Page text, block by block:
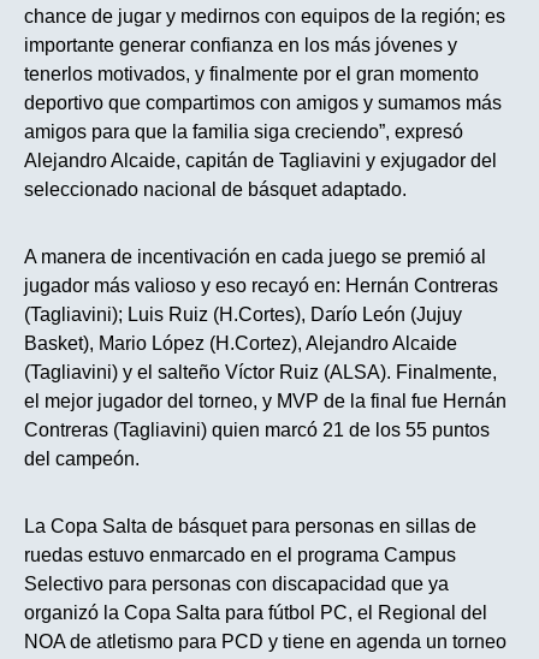
chance de jugar y medirnos con equipos de la región; es
importante generar confianza en los más jóvenes y
tenerlos motivados, y finalmente por el gran momento
deportivo que compartimos con amigos y sumamos más
amigos para que la familia siga creciendo”, expresó
Alejandro Alcaide, capitán de Tagliavini y exjugador del
seleccionado nacional de básquet adaptado.
A manera de incentivación en cada juego se premió al
jugador más valioso y eso recayó en: Hernán Contreras
(Tagliavini); Luis Ruiz (H.Cortes), Darío León (Jujuy
Basket), Mario López (H.Cortez), Alejandro Alcaide
(Tagliavini) y el salteño Víctor Ruiz (ALSA). Finalmente,
el mejor jugador del torneo, y MVP de la final fue Hernán
Contreras (Tagliavini) quien marcó 21 de los 55 puntos
del campeón.
La Copa Salta de básquet para personas en sillas de
ruedas estuvo enmarcado en el programa Campus
Selectivo para personas con discapacidad que ya
organizó la Copa Salta para fútbol PC, el Regional del
NOA de atletismo para PCD y tiene en agenda un torneo